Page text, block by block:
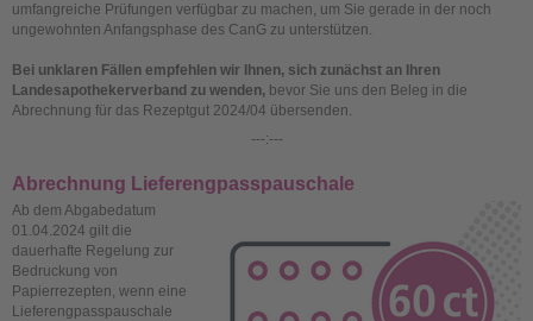
umfangreiche Prüfungen verfügbar zu machen, um Sie gerade in der noch
ungewohnten Anfangsphase des CanG zu unterstützen.
Bei unklaren Fällen empfehlen wir Ihnen, sich zunächst an Ihren
Landesapothekerverband zu wenden, bevor Sie uns den Beleg in die
Abrechnung für das Rezeptgut 2024/04 übersenden.
---:---
Abrechnung Lieferengpasspauschale
Ab dem Abgabedatum
01.04.2024 gilt die
dauerhafte Regelung zur
Bedruckung von
Papierrezepten, wenn eine
Lieferengpasspauschale